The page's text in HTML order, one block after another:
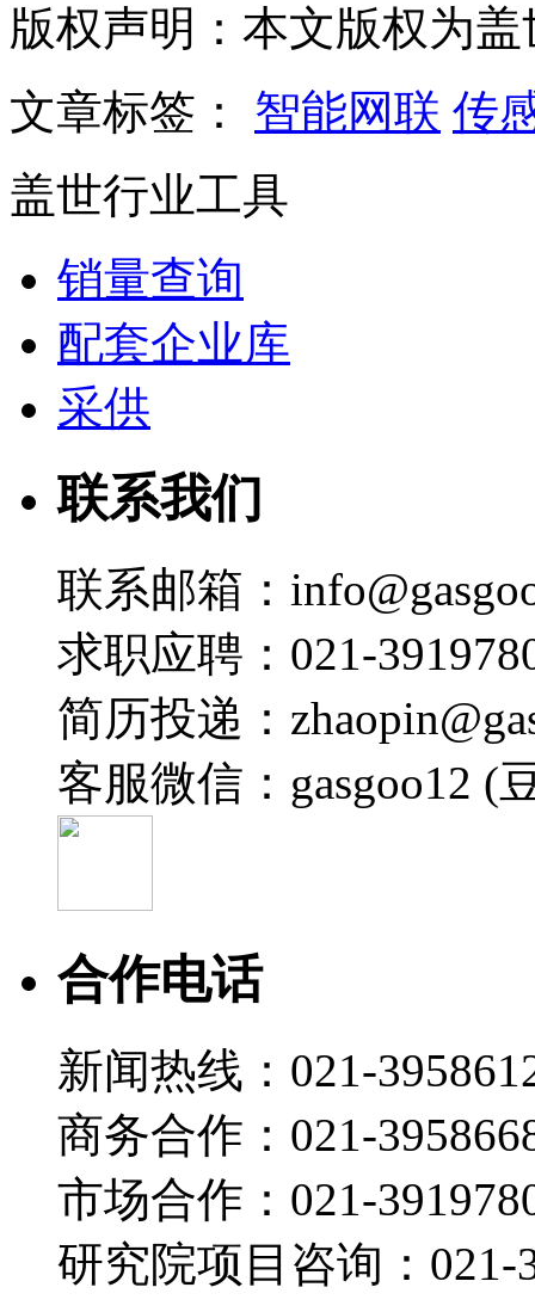
版权声明：本文版权为
文章标签： 智能网联 传
盖世行业工具
销量查询
配套企业库
采供
联系我们
联系邮箱：
求职应聘：021-
简历投递：
客服微信：gasgoo12 (
合作电话
新闻热线：021-
商务合作：021-
市场合作：021-
研究院项目咨询：021-